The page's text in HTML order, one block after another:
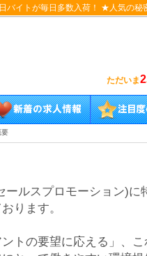
日バイトが毎日多数入荷！ ★人気の
ただいま2
要
ールスプロモーション)に
ります。
トの要望に応える」、